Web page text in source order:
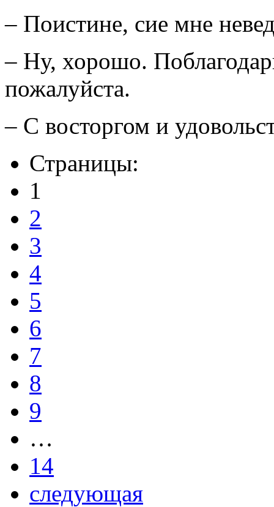
– Поистине, сие мне
– Ну, хорошо.
пожалуйста.
– С восторгом и
Страницы:
1
2
3
4
5
6
7
8
9
…
14
следующая